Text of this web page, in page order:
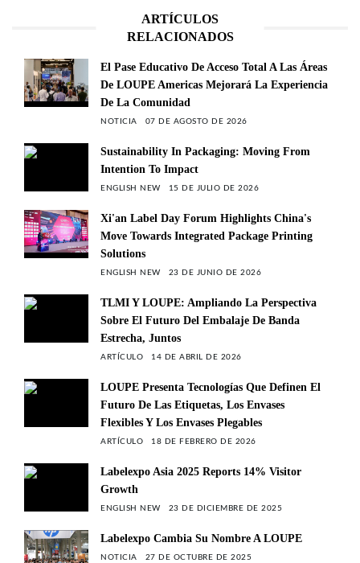
ARTÍCULOS
RELACIONADOS
El Pase Educativo De Acceso Total A Las Áreas
De LOUPE Americas Mejorará La Experiencia
De La Comunidad
NOTICIA 07 DE AGOSTO DE 2026
Sustainability In Packaging: Moving From
Intention To Impact
ENGLISH NEW 15 DE JULIO DE 2026
Xi'an Label Day Forum Highlights China's
Move Towards Integrated Package Printing
Solutions
ENGLISH NEW 23 DE JUNIO DE 2026
TLMI Y LOUPE: Ampliando La Perspectiva
Sobre El Futuro Del Embalaje De Banda
Estrecha, Juntos
ARTÍCULO 14 DE ABRIL DE 2026
LOUPE Presenta Tecnologías Que Definen El
Futuro De Las Etiquetas, Los Envases
Flexibles Y Los Envases Plegables
ARTÍCULO 18 DE FEBRERO DE 2026
Labelexpo Asia 2025 Reports 14% Visitor
Growth
ENGLISH NEW 23 DE DICIEMBRE DE 2025
Labelexpo Cambia Su Nombre A LOUPE
NOTICIA 27 DE OCTUBRE DE 2025